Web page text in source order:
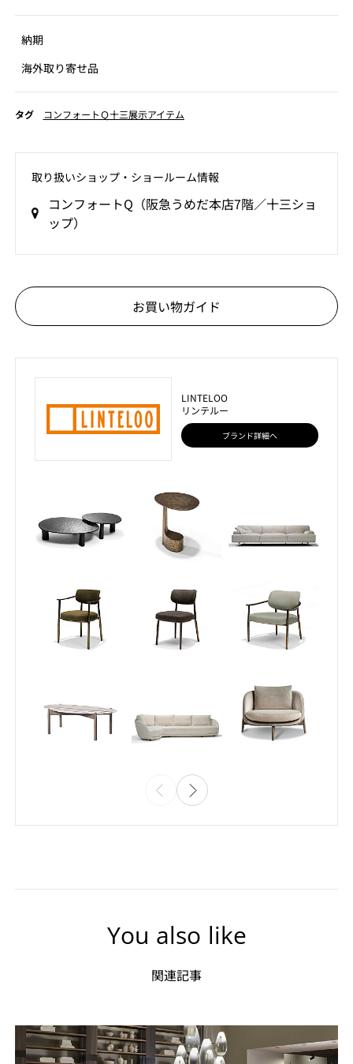
納期
海外取り寄せ品
タグ コンフォートＱ十三展示アイテム
取り扱いショップ‧ショールーム情報
コンフォートQ（阪急うめだ本店7階／十三ショ
ップ）
お買い物ガイド
LINTELOO
リンテルー
ブランド詳細へ
You also like
関連記事